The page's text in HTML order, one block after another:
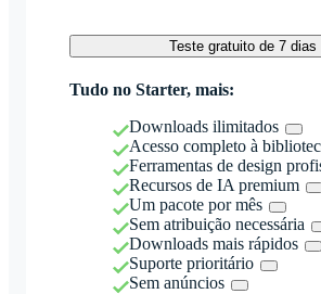
Teste gratuito de 7 dias
Tudo no Starter, mais:
Downloads ilimitados
Acesso completo à
Ferramentas de design
Recursos de IA premium
Um pacote por mês
Sem atribuição necessária
Downloads mais rápidos
Suporte prioritário
Sem anúncios